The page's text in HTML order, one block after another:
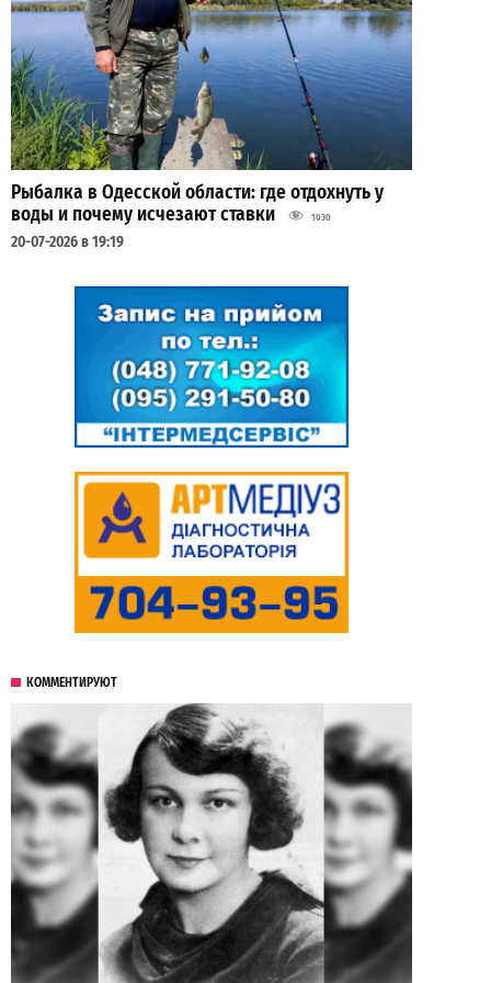
Рыбалка в Одесской области: где отдохнуть у
воды и почему исчезают ставки
1030
20-07-2026 в 19:19
КОММЕНТИРУЮТ